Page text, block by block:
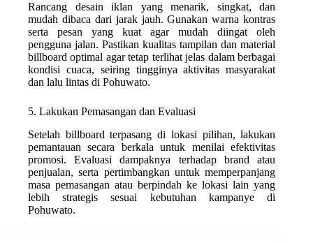
Rancang desain iklan yang menarik, singkat, dan
mudah dibaca dari jarak jauh. Gunakan warna kontras
serta pesan yang kuat agar mudah diingat oleh
pengguna jalan. Pastikan kualitas tampilan dan material
billboard optimal agar tetap terlihat jelas dalam berbagai
kondisi cuaca, seiring tingginya aktivitas masyarakat
dan lalu lintas di Pohuwato.
5. Lakukan Pemasangan dan Evaluasi
Setelah billboard terpasang di lokasi pilihan, lakukan
pemantauan secara berkala untuk menilai efektivitas
promosi. Evaluasi dampaknya terhadap brand atau
penjualan, serta pertimbangkan untuk memperpanjang
masa pemasangan atau berpindah ke lokasi lain yang
lebih strategis sesuai kebutuhan kampanye di
Pohuwato.